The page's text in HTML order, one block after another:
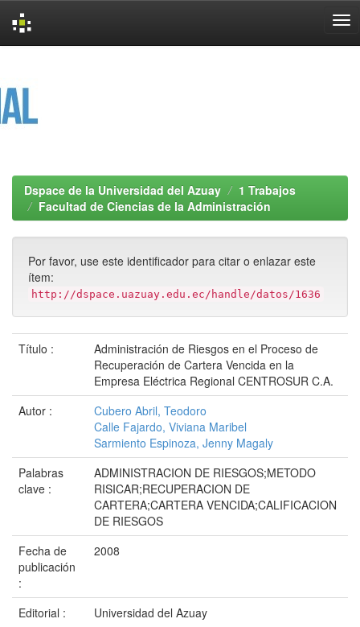
Dspace de la Universidad del Azuay
1 Trabajos
Facultad de Ciencias de la Administración
Por favor, use este identificador para citar o enlazar este
ítem:
http://dspace.uazuay.edu.ec/handle/datos/1636
Título :
Administración de Riesgos en el Proceso de
Recuperación de Cartera Vencida en la
Empresa Eléctrica Regional CENTROSUR C.A.
Autor :
Cubero Abril, Teodoro
Calle Fajardo, Viviana Maribel
Sarmiento Espinoza, Jenny Magaly
Palabras
clave :
ADMINISTRACION DE RIESGOS;METODO
RISICAR;RECUPERACION DE
CARTERA;CARTERA VENCIDA;CALIFICACION
DE RIESGOS
Fecha de
publicación
:
2008
Editorial :
Universidad del Azuay